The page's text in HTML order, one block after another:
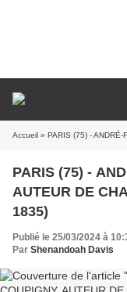
Accueil » PARIS (75) - ANDRÉ-
PARIS (75) -
AUTEUR DE
1835)
Publié le 25/03/2024 à
Par Shenandoah Davis